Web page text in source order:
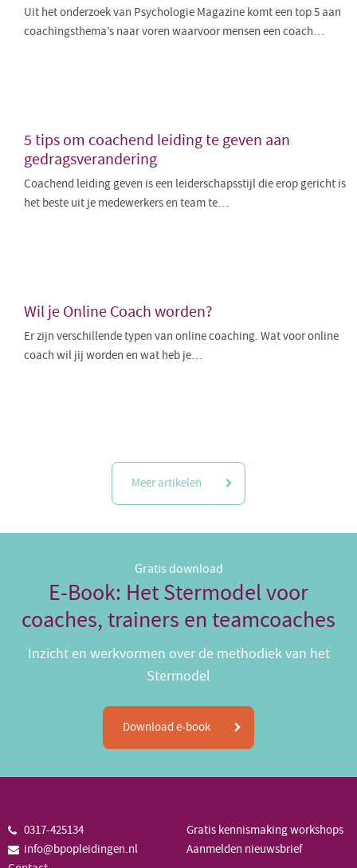
Uit het onderzoek van Psychologie Magazine komt een top 5 aan
coachingsthema’s naar voren waarvoor mensen een coach…
5 tips om coachend leiding te geven aan
gedragsverandering
Coachend leiding geven is een leiderschapsstijl die erop gericht is
het beste uit je medewerkers en team te…
Wil je Online Coach worden?
Er zijn verschillende typen van online coaching. Wat voor online
coach wil jij worden en wat heb je…
Meer artikelen
Gratis download
E-Book: Het Stermodel voor
coaches, trainers en teamcoaches
Inzicht en werkvormen over de methodiek van het
Stermodel
Download e-book
0317-425134
info@bpopleidingen.nl
Gratis kennismaking workshops
Aanmelden nieuwsbrief